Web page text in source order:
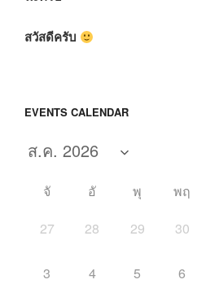
สวัสดีครับ
EVENTS CALENDAR
จั อั พุ พฤ
27
28 29 30
3 4 5 6